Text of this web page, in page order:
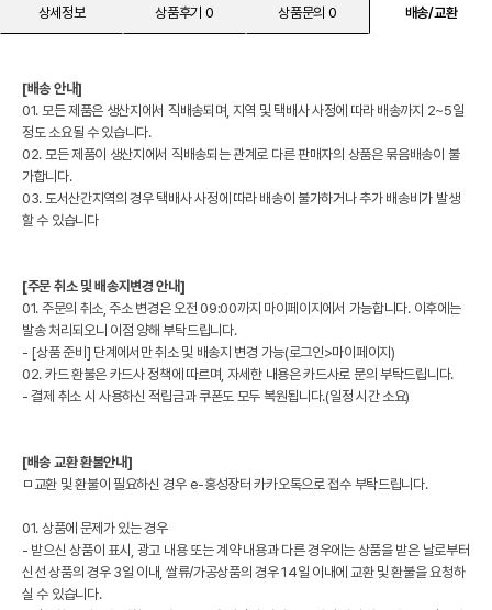
상세정보 상품후기 0 상품문의 0 배송/교환
[배송 안내]
01. 모든 제품은 생산지에서 직배송되며, 지역 및 택배사 사정에 따라 배송까지 2~5일
정도 소요될 수 있습니다.
02. 모든 제품이 생산지에서 직배송되는 관계로 다른 판매자의 상품은 묶음배송이 불
가합니다.
03. 도서산간지역의 경우 택배사 사정에 따라 배송이 불가하거나 추가 배송비가 발생
할 수 있습니다
[주문 취소 및 배송지변경 안내]
01. 주문의 취소, 주소 변경은 오전 09:00까지 마이페이지에서 가능합니다. 이후에는
발송 처리되오니 이점 양해 부탁드립니다.
- [상품 준비] 단계에서만 취소 및 배송지 변경 가능(로그인>마이페이지)
02. 카드 환불은 카드사 정책에 따르며, 자세한 내용은 카드사로 문의 부탁드립니다.
- 결제 취소 시 사용하신 적립금과 쿠폰도 모두 복원됩니다.(일정 시간 소요)
[배송 교환 환불안내]
ㅁ교환 및 환불이 필요하신 경우 e-홍성장터 카카오톡으로 접수 부탁드립니다.
01. 상품에 문제가 있는 경우
- 받으신 상품이 표시, 광고 내용 또는 계약 내용과 다른 경우에는 상품을 받은 날로부터
신선 상품의 경우 3일 이내, 쌀류/가공상품의 경우 14일 이내에 교환 및 환불을 요청하
실 수 있습니다.